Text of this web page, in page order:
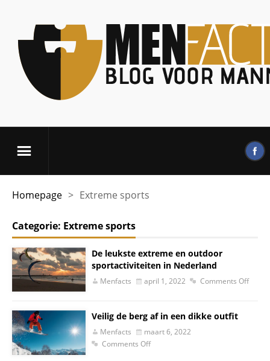
Homepage > Extreme sports
Categorie: Extreme sports
De leukste extreme en outdoor
sportactiviteiten in Nederland
Menfacts april 1, 2022 Comments Off
Veilig de berg af in een dikke outfit
Menfacts
maart 6, 2022
Comments Off